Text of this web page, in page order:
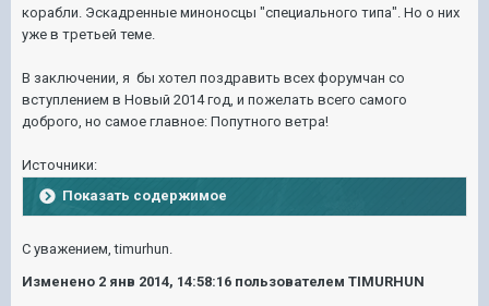
корабли. Эскадренные миноносцы "специального типа". Но о них
уже в третьей теме.
В заключении, я бы хотел поздравить всех форумчан со
вступлением в Новый 2014 год, и пожелать всего самого
доброго, но самое главное: Попутного ветра!
Источники:
Показать содержимое
С уважением, timurhun.
Изменено 2 янв 2014, 14:58:16 пользователем TIMURHUN